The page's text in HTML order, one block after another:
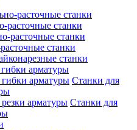
расточные станки
станки
станки
арматуры
Станки для
Станки для